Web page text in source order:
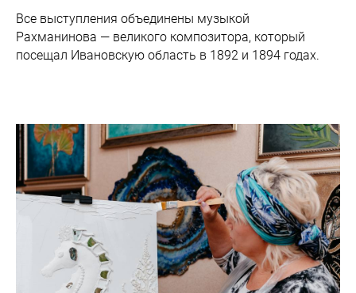
Все выступления объединены музыкой
Рахманинова — великого композитора, который
посещал Ивановскую область в 1892 и 1894 годах.